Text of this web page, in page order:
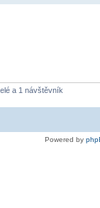
a 1 návštěvník
Powered by